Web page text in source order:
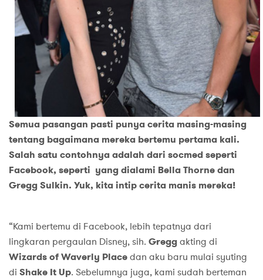
Semua pasangan pasti punya cerita masing-masing
tentang bagaimana mereka bertemu pertama kali.
Salah satu contohnya adalah dari socmed seperti
Facebook, seperti yang dialami Bella Thorne dan
Gregg Sulkin. Yuk, kita intip cerita manis mereka!
“Kami bertemu di Facebook, lebih tepatnya dari
lingkaran pergaulan Disney, sih. Greggakting di
Wizards of Waverly Placedan aku baru mulai syuting
di Shake It Up. Sebelumnya juga, kami sudah berteman